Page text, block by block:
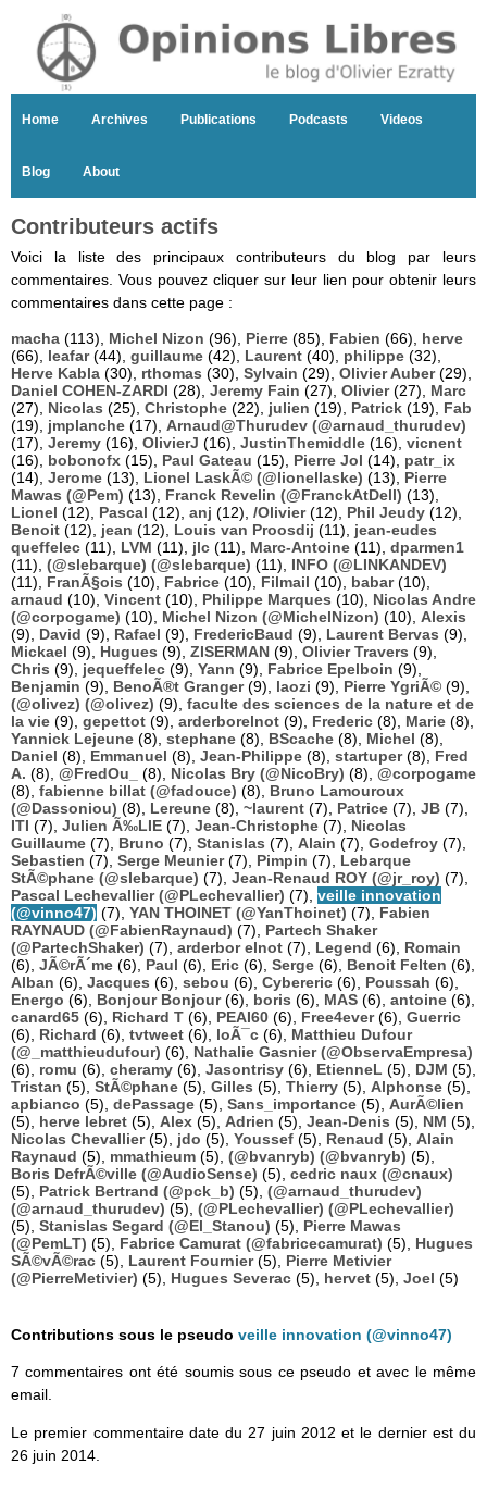
Home Archives Publications Podcasts Videos
Blog About
Contributeurs actifs
Voici la liste des principaux contributeurs du blog par leurs
commentaires. Vous pouvez cliquer sur leur lien pour obtenir leurs
commentaires dans cette page :
macha (113), Michel Nizon (96), Pierre (85), Fabien (66), herve
(66), leafar(44), guillaume (42), Laurent (40), philippe (32),
Herve Kabla (30), rthomas (30), Sylvain (29), Olivier Auber(29),
Daniel COHEN-ZARDI (28), Jeremy Fain (27), Olivier(27), Marc
(27), Nicolas (25), Christophe (22), julien (19), Patrick (19), Fab
(19), jmplanche (17), Arnaud@Thurudev (@arnaud_thurudev)
(17), Jeremy (16), OlivierJ (16), JustinThemiddle (16), vicnent
(16), bobonofx (15), Paul Gateau (15), Pierre Jol (14), patr_ix
(14), Jerome (13), Lionel LaskÃ© (@lionellaske) (13), Pierre
Mawas (@Pem) (13), Franck Revelin (@FranckAtDell) (13),
Lionel (12), Pascal (12), anj (12), /Olivier(12), Phil Jeudy (12),
Benoit (12), jean (12), Louis van Proosdij (11), jean-eudes
queffelec (11), LVM (11), jlc (11), Marc-Antoine (11), dparmen1
(11), (@slebarque) (@slebarque) (11), INFO (@LINKANDEV)
(11), FranÃ§ois (10), Fabrice (10), Filmail (10), babar(10),
arnaud (10), Vincent (10), Philippe Marques (10), Nicolas Andre
(@corpogame) (10), Michel Nizon (@MichelNizon) (10), Alexis
(9), David (9), Rafael (9), FredericBaud (9), Laurent Bervas (9),
Mickael (9), Hugues (9), ZISERMAN (9), Olivier Travers (9),
Chris (9), jequeffelec (9), Yann (9), Fabrice Epelboin (9),
Benjamin (9), BenoÃ®t Granger(9), laozi (9), Pierre YgriÃ© (9),
(@olivez) (@olivez) (9), faculte des sciences de la nature et de
la vie (9), gepettot (9), arderborelnot (9), Frederic (8), Marie (8),
Yannick Lejeune (8), stephane (8), BScache (8), Michel (8),
Daniel (8), Emmanuel (8), Jean-Philippe (8), startuper(8), Fred
A. (8), @FredOu_ (8), Nicolas Bry (@NicoBry) (8), @corpogame
(8), fabienne billat (@fadouce) (8), Bruno Lamouroux
(@Dassoniou) (8), Lereune (8), ~laurent (7), Patrice (7), JB (7),
ITI (7), Julien Ã‰LIE (7), Jean-Christophe (7), Nicolas
Guillaume (7), Bruno (7), Stanislas (7), Alain (7), Godefroy (7),
Sebastien (7), Serge Meunier(7), Pimpin (7), Lebarque
StÃ©phane (@slebarque) (7), Jean-Renaud ROY (@jr_roy) (7),
Pascal Lechevallier (@PLechevallier) (7), veille innovation
(@vinno47) (7), YAN THOINET (@YanThoinet) (7), Fabien
RAYNAUD (@FabienRaynaud) (7), Partech Shaker
(@PartechShaker) (7), arderbor elnot (7), Legend (6), Romain
(6), JÃ©rÃ´me (6), Paul (6), Eric (6), Serge (6), Benoit Felten (6),
Alban (6), Jacques (6), sebou (6), Cybereric (6), Poussah (6),
Energo (6), Bonjour Bonjour(6), boris (6), MAS (6), antoine (6),
canard65 (6), Richard T (6), PEAI60 (6), Free4ever(6), Guerric
(6), Richard (6), tvtweet (6), loÃ¯c (6), Matthieu Dufour
(@_matthieudufour) (6), Nathalie Gasnier (@ObservaEmpresa)
(6), romu (6), cheramy (6), Jasontrisy (6), EtienneL (5), DJM (5),
Tristan (5), StÃ©phane (5), Gilles (5), Thierry (5), Alphonse (5),
apbianco (5), dePassage (5), Sans_importance (5), AurÃ©lien
(5), herve lebret (5), Alex (5), Adrien (5), Jean-Denis (5), NM (5),
Nicolas Chevallier(5), jdo (5), Youssef (5), Renaud (5), Alain
Raynaud (5), mmathieum (5), (@bvanryb) (@bvanryb) (5),
Boris DefrÃ©ville (@AudioSense) (5), cedric naux (@cnaux)
(5), Patrick Bertrand (@pck_b) (5), (@arnaud_thurudev)
(@arnaud_thurudev) (5), (@PLechevallier) (@PLechevallier)
(5), Stanislas Segard (@El_Stanou) (5), Pierre Mawas
(@PemLT) (5), Fabrice Camurat (@fabricecamurat) (5), Hugues
SÃ©vÃ©rac (5), Laurent Fournier(5), Pierre Metivier
(@PierreMetivier) (5), Hugues Severac (5), hervet (5), Joel (5)
Contributions sous le pseudo veille innovation (@vinno47)
7 commentaires ont été soumis sous ce pseudo et avec le même
email.
Le premier commentaire date du 27 juin 2012 et le dernier est du
26 juin 2014.